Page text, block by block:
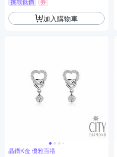
加入購物車
晶鑽K金 優雅百搭